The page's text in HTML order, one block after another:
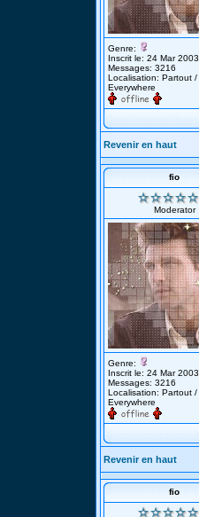
Genre:
Inscrit le: 24 Mar 2003
Messages: 3216
Localisation: Partout /
Everywhere
Revenir en haut
fio
Moderator
Genre:
Inscrit le: 24 Mar 2003
Messages: 3216
Localisation: Partout /
Everywhere
Revenir en haut
fio